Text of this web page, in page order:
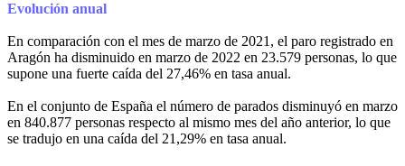
Evolución anual
En comparación con el mes de marzo de 2021, el paro registrado en
Aragón ha disminuido en marzo de 2022 en 23.579 personas, lo que
supone una fuerte caída del 27,46% en tasa anual.
En el conjunto de España el número de parados disminuyó en marzo
en 840.877 personas respecto al mismo mes del año anterior, lo que
se tradujo en una caída del 21,29% en tasa anual.